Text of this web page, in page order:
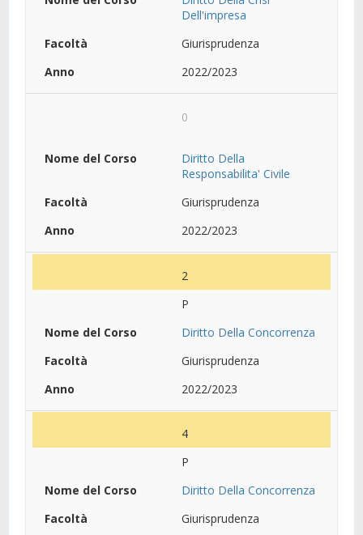
Dell'impresa
Giurisprudenza
2022/2023
0
Diritto Della
Responsabilita' Civile
Giurisprudenza
2022/2023
2
P
Diritto Della Concorrenza
Giurisprudenza
2022/2023
4
P
Diritto Della Concorrenza
Giurisprudenza